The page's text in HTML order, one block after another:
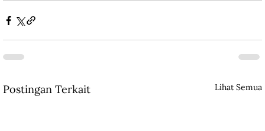
Postingan Terkait Lihat Semua